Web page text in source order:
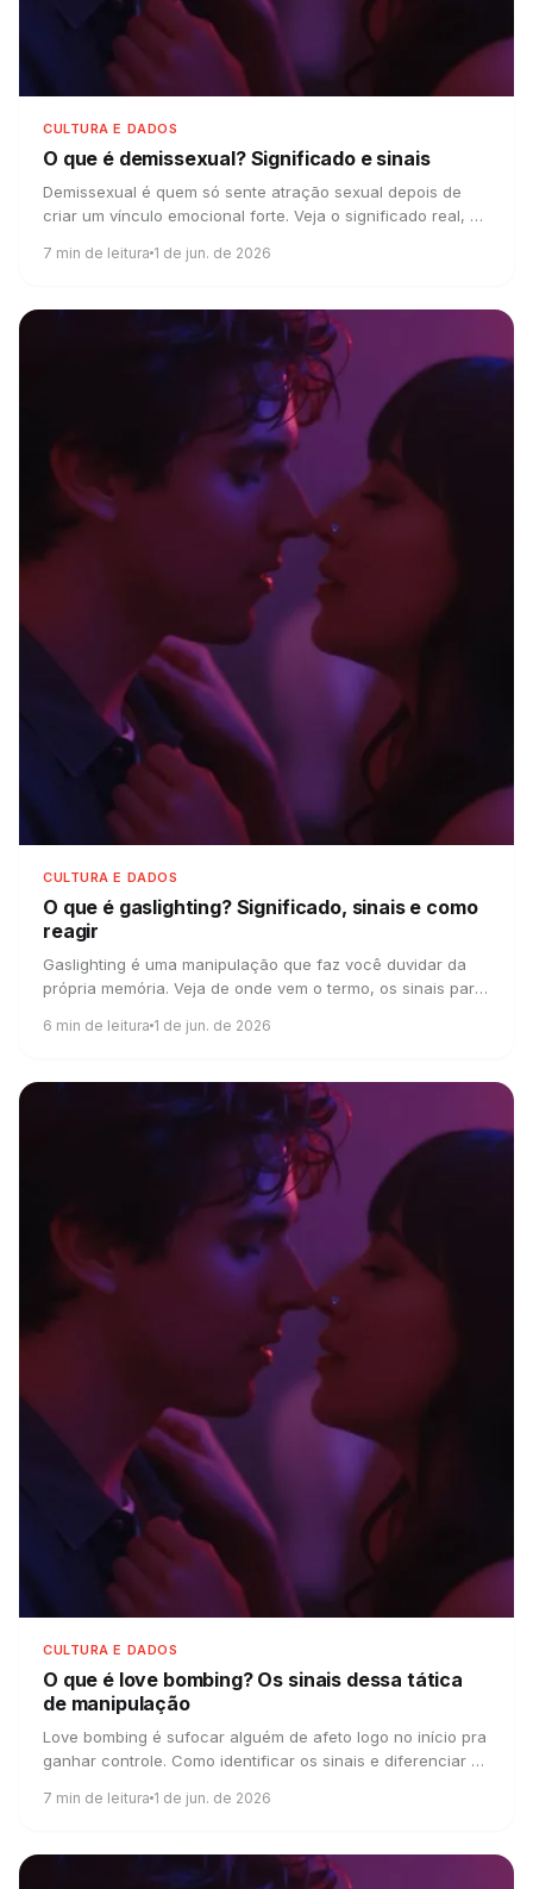
CULTURA E DADOS
O que é demissexual? Significado e sinais
Demissexual é quem só sente atração sexual depois de
criar um vínculo emocional forte. Veja o significado real, os
7 min de leitura 1 de jun. de 2026
CULTURA E DADOS
O que é gaslighting? Significado, sinais e como
reagir
Gaslighting é uma manipulação que faz você duvidar da
própria memória. Veja de onde vem o termo, os sinais para
6 min de leitura 1 de jun. de 2026
CULTURA E DADOS
O que é love bombing? Os sinais dessa tática
de manipulação
Love bombing é sufocar alguém de afeto logo no início pra
ganhar controle. Como identificar os sinais e diferenciar de
7 min de leitura 1 de jun. de 2026